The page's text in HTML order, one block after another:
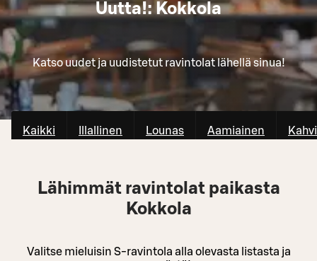
Uutta!: Kokkola
Katso uudet ja uudistetut ravintolat lähellä sinua!
Kaikki Illallinen Lounas Aamiainen
Lähimmät ravintolat paikasta
Kokkola
Valitse mieluisin S-ravintola alla olevasta listasta ja